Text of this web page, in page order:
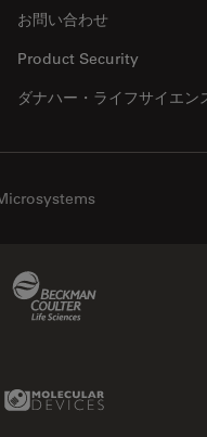
ーマ
製造
板（PCB）
レクトロニクス
ブ・イメージング
エンス
お問い合わせ
Product Security
ダナハー・ライフサイエン
Molecular Devices